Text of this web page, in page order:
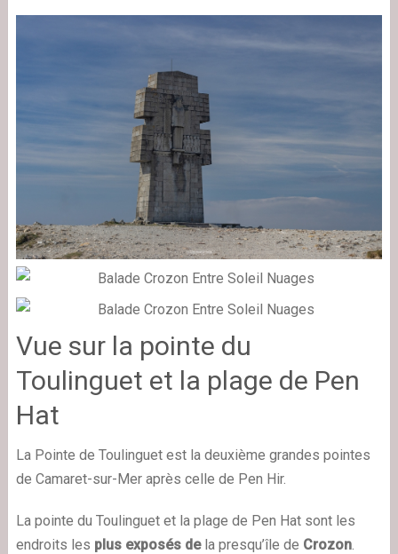
Vue sur la pointe du
Toulinguet et la plage de Pen
Hat
La Pointe de Toulinguet est la deuxième grandes pointes
de Camaret-sur-Mer après celle de Pen Hir.
La pointe du Toulinguet et la plage de Pen Hat sont les
endroits les plus exposés dela presqu’île de Crozon.